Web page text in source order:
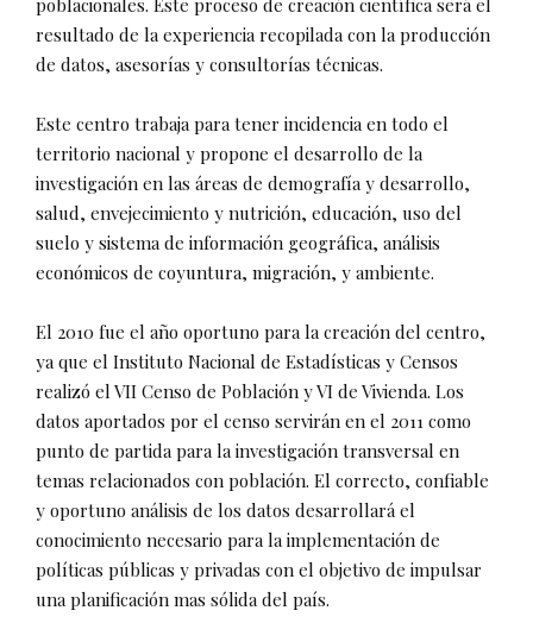
resultado de la experiencia recopilada con la producción
de datos, asesorías y consultorías técnicas.
Este centro trabaja para tener incidencia en todo el
territorio nacional y propone el desarrollo de la
investigación en las áreas de demografía y desarrollo,
salud, envejecimiento y nutrición, educación, uso del
suelo y sistema de información geográfica, análisis
económicos de coyuntura, migración, y ambiente.
El 2010 fue el año oportuno para la creación del centro,
ya que el Instituto Nacional de Estadísticas y Censos
realizó el VII Censo de Población y VI de Vivienda. Los
datos aportados por el censo servirán en el 2011 como
punto de partida para la investigación transversal en
temas relacionados con población. El correcto, confiable
y oportuno análisis de los datos desarrollará el
conocimiento necesario para la implementación de
políticas públicas y privadas con el objetivo de impulsar
una planificación mas sólida del país.